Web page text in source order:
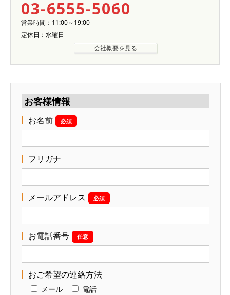
03-6555-5060
営業時間：11:00～19:00
定休日：水曜日
会社概要を見る
お客様情報
お名前 必須
フリガナ
メールアドレス 必須
お電話番号 任意
おご希望の連絡方法
メール 電話